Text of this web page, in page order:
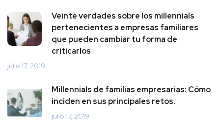
Veinte verdades sobre los millennials
pertenecientes a empresas familiares
que pueden cambiar tu forma de
criticarlos
julio 17, 2019
Millennials de familias empresarias: Cómo
inciden en sus principales retos.
julio 17, 2019